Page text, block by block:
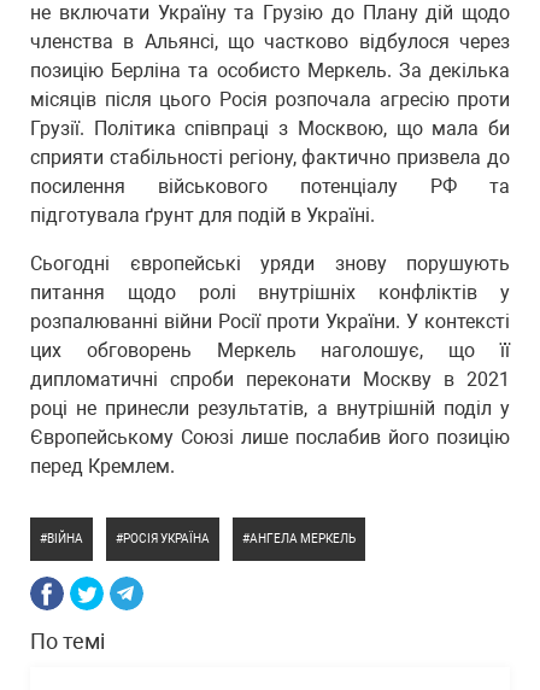
не включати Україну та Грузію до Плану дій щодо
членства в Альянсі, що частково відбулося через
позицію Берліна та особисто Меркель. За декілька
місяців після цього Росія розпочала агресію проти
Грузії. Політика співпраці з Москвою, що мала би
сприяти стабільності регіону, фактично призвела до
посилення військового потенціалу РФ та
підготувала ґрунт для подій в Україні.
Сьогодні європейські уряди знову порушують
питання щодо ролі внутрішніх конфліктів у
розпалюванні війни Росії проти України. У контексті
цих обговорень Меркель наголошує, що її
дипломатичні спроби переконати Москву в 2021
році не принесли результатів, а внутрішній поділ у
Європейському Союзі лише послабив його позицію
перед Кремлем.
ВІЙНА РОСІЯ УКРАЇНА АНГЕЛА МЕРКЕЛЬ
По темі